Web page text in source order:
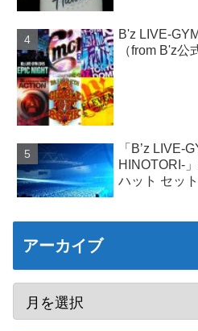
B'z LIVE-
（from B'z公
「B’z LIVE-
HINOTORI-
ハット セッ
アーカイブ